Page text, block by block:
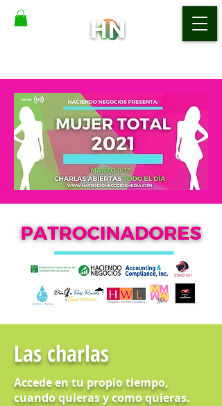
Las charlas
Accede en tu propio tiempo,
cuando quieras y como quieras.